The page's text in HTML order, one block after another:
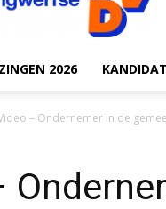
2026
– Ondernemer in de